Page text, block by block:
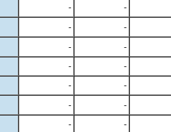
- -
- -
- -
- -
- -
- -
- -